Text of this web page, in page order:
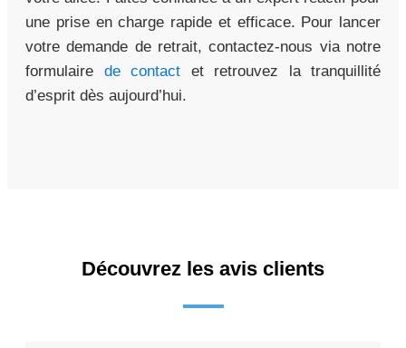
une prise en charge rapide et efficace. Pour lancer
votre demande de retrait, contactez-nous via notre
formulaire de contact et retrouvez la tranquillité
d’esprit dès aujourd’hui.
Découvrez les avis clients